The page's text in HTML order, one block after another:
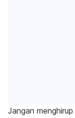
Jangan menghirup